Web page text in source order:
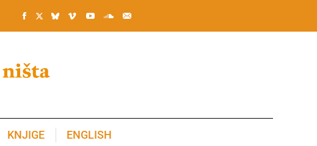
KNJIGE ENGLISH
KNJIGE ENGLISH